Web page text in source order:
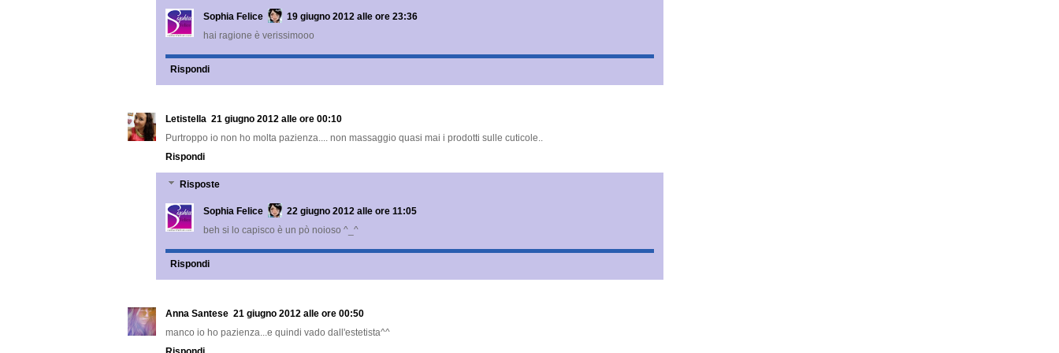
Sophia Felice
19 giugno 2012 alle ore 23:36
hai ragione è verissimooo
Rispondi
Letistella 21 giugno 2012 alle ore 00:10
Purtroppo io non ho molta pazienza.... non massaggio quasi mai i prodotti sulle cuticole..
Rispondi
Risposte
Sophia Felice
22 giugno 2012 alle ore 11:05
beh si lo capisco è un pò noioso ^_^
Rispondi
Anna Santese 21 giugno 2012 alle ore 00:50
manco io ho pazienza...e quindi vado dall'estetista^^